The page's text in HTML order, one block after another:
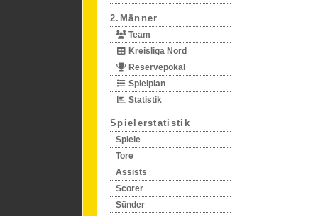
2.Männer
Team
Kreisliga Nord
Reservepokal
Spielplan
Statistik
Spielerstatistik
Spiele
Tore
Assists
Scorer
Sünder